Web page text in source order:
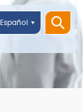
Español